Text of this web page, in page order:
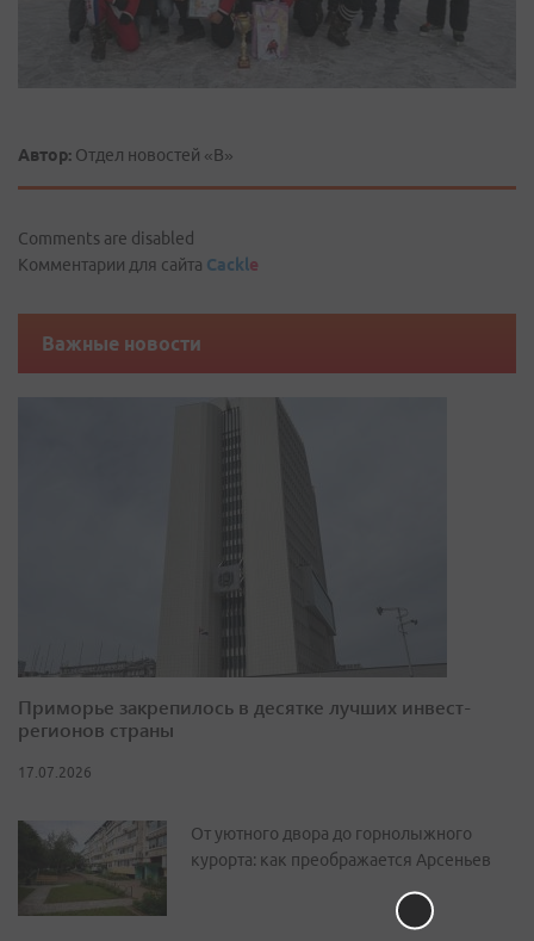
Автор: Отдел новостей «В»
Comments are disabled
Комментарии для сайта Cackle
Важные новости
Приморье закрепилось в десятке лучших инвест-
регионов страны
17.07.2026
От уютного двора до горнолыжного
курорта: как преображается Арсеньев